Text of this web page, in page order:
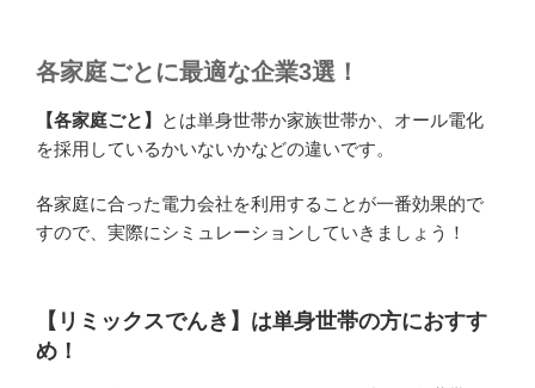
各家庭ごとに最適な企業3選！
【各家庭ごと】
とは単身世帯か家族世帯か、オール電化
を採用しているかいないかなどの違いです。
各家庭に合った電力会社を利用することが一番効果的で
すので、実際にシミュレーションしていきましょう！
【リミックスでんき】は単身世帯の方におすす
め！